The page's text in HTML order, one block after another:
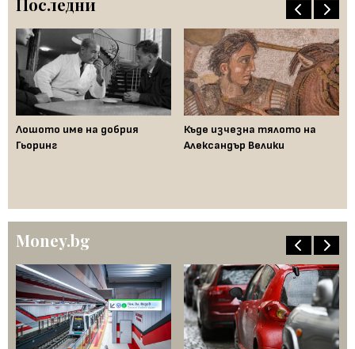
Лошото име на добрия
Гьоринг
Къде изчезна тялото на
Александър Велики
Money.bg